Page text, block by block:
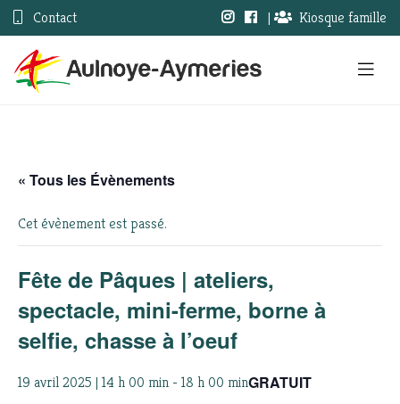
Contact | Kiosque famille
« Tous les Évènements
Cet évènement est passé.
Fête de Pâques | ateliers,
spectacle, mini-ferme, borne à
selfie, chasse à l’oeuf
19 avril 2025 | 14 h 00 min - 18 h 00 minGRATUIT